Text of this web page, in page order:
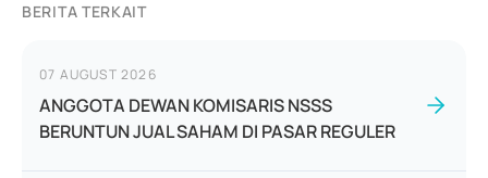
BERITA TERKAIT
07 AUGUST 2026
ANGGOTA DEWAN KOMISARIS NSSS
BERUNTUN JUAL SAHAM DI PASAR REGULER